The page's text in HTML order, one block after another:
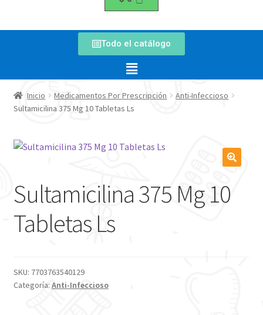
Todo el catálogo
Inicio Medicamentos Por Prescripción
Anti-Infeccioso
Sultamicilina 375 Mg 10 Tabletas Ls
Sultamicilina 375 Mg 10
Tabletas Ls
SKU: 7703763540129
Categoría: Anti-Infeccioso